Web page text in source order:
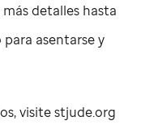
detalles hasta
asentarse y
visite stjude.org